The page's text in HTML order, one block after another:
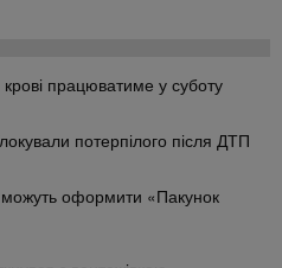
працюватиме у суботу
потерпілого після ДТП
можуть оформити «Пакунок